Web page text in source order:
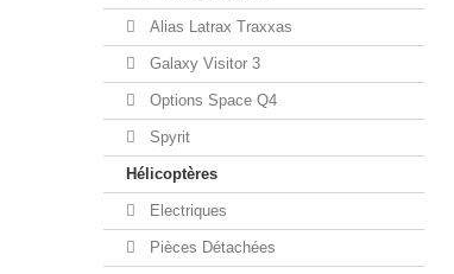
Alias Latrax Traxxas
Galaxy Visitor 3
Options Space Q4
Spyrit
Hélicoptères
Electriques
Pièces Détachées